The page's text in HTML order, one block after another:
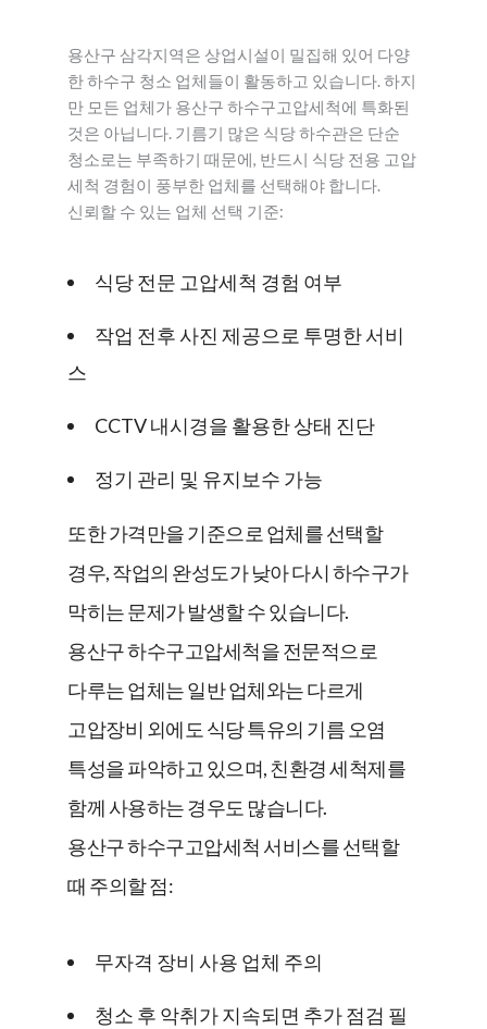
용산구 삼각지역은 상업시설이 밀집해 있어 다양
한 하수구 청소 업체들이 활동하고 있습니다. 하지
만 모든 업체가 용산구 하수구고압세척에 특화된
것은 아닙니다. 기름기 많은 식당 하수관은 단순
청소로는 부족하기 때문에, 반드시 식당 전용 고압
세척 경험이 풍부한 업체를 선택해야 합니다.
신뢰할 수 있는 업체 선택 기준:
식당 전문 고압세척 경험 여부
작업 전후 사진 제공으로 투명한 서비
스
CCTV 내시경을 활용한 상태 진단
정기 관리 및 유지보수 가능
또한 가격만을 기준으로 업체를 선택할
경우, 작업의 완성도가 낮아 다시 하수구가
막히는 문제가 발생할 수 있습니다.
용산구 하수구고압세척을 전문적으로
다루는 업체는 일반 업체와는 다르게
고압장비 외에도 식당 특유의 기름 오염
특성을 파악하고 있으며, 친환경 세척제를
함께 사용하는 경우도 많습니다.
용산구 하수구고압세척 서비스를 선택할
때 주의할 점:
무자격 장비 사용 업체 주의
청소 후 악취가 지속되면 추가 점검 필